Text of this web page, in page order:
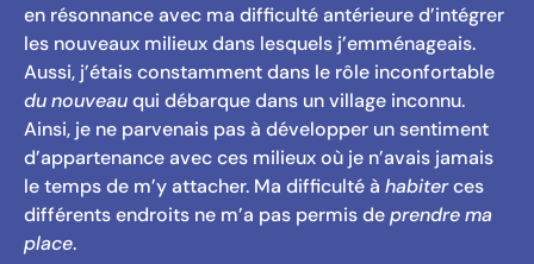
en résonnance avec ma difficulté antérieure d’intégrer
les nouveaux milieux dans lesquels j’emménageais.
Aussi, j’étais constamment dans le rôle inconfortable
du nouveauqui débarque dans un village inconnu.
Ainsi, je ne parvenais pas à développer un sentiment
d’appartenance avec ces milieux où je n’avais jamais
le temps de m’y attacher. Ma difficulté à habiterces
différents endroits ne m’a pas permis deprendre ma
place.